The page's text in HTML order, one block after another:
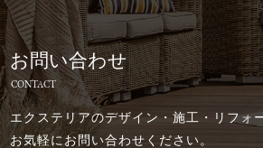
お問い合わせ
CONTACT
エクステリアのデザイン・施工・リフォ
お気軽にお問い合わせください。